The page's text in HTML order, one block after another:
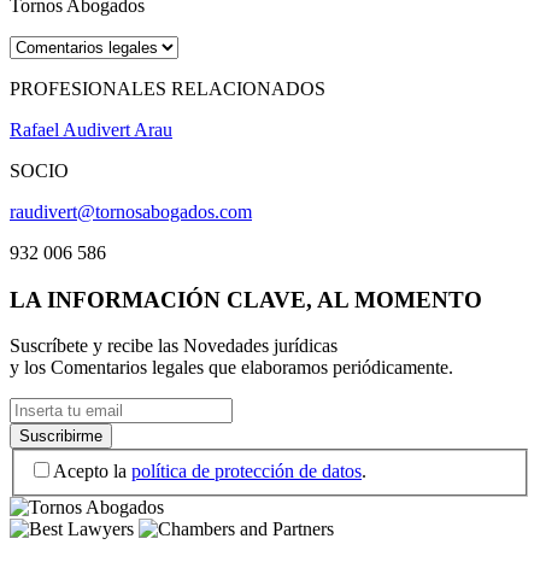
Tornos Abogados
PROFESIONALES RELACIONADOS
Rafael Audivert Arau
SOCIO
raudivert@tornosabogados.com
932 006 586
LA INFORMACIÓN CLAVE, AL MOMENTO
Suscríbete y recibe las Novedades jurídicas
y los Comentarios legales que elaboramos periódicamente.
Acepto la política de protección de datos.